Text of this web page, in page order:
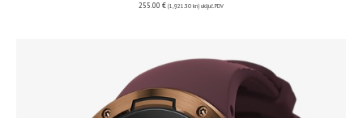
255.00 € (1,921.30 kn) uključ. PDV